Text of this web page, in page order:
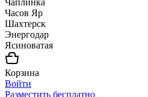
Чаплинка
Часов Яр
Шахтерск
Энергодар
Ясиноватая
Корзина
Войти
Разместить бесплатно